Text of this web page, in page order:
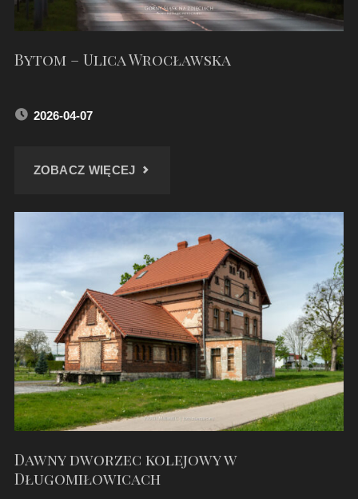
Bytom – Ulica Wrocławska
2026-04-07
ZOBACZ WIĘCEJ"BYTOM
ULICA
WROCŁAWSKA"
Dawny dworzec kolejowy w
Długomiłowicach